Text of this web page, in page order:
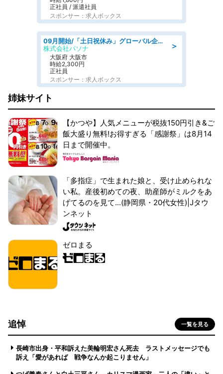
正社員 / 派遣社員
スポンサー：求人ボックス
＞
09月開始/「土日祝休み」グローバル企業での産業保健のお仕事/保健師/高時給/残業なし/服装自由
株式会社パソナ
大阪府 大阪市
時給2,300円
正社員
スポンサー：求人ボックス
姉妹サイト
【かつや】人気メニューが税抜150円引き&ご
飯大盛り無料!お得すぎる「感謝祭」は8月14
日まで開催中。
「多指症」で生まれた娘と、受け止められな
い私。産後初めての夜、助産師がミルクをあ
げてるのを見て...(静岡県・20代女性)|Jタウ
ンネット
ゼロまる
追悼 一覧を見る
長崎市出身・平和訴えた美輪明宏さん死去 ラストメッセージでも
訴え「愛があれば 戦争なんか起こりません」